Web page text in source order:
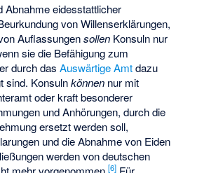
Abnahme eidesstattlicher
von Willenserklärungen,
Auflassungensollen Konsuln nur
sie die Befähigung zum
durch dasAuswärtige Amtdazu
sind. Konsulnkönnen nur mit
oder kraft besonderer
und Anhörungen, durch die
ersetzt werden soll,
und die Abnahme von Eiden
werden von deutschen
[6]